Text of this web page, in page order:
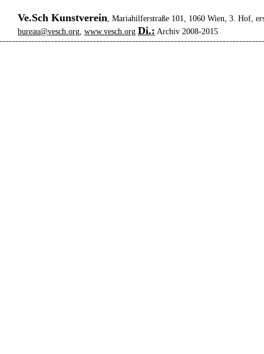
Ve.Sch Kunstverein, Mariahilferstraße 101, 1060 Wien, 3. Hof,
bureau@vesch.org, www.vesch.org Di.: Archiv 2008-2015